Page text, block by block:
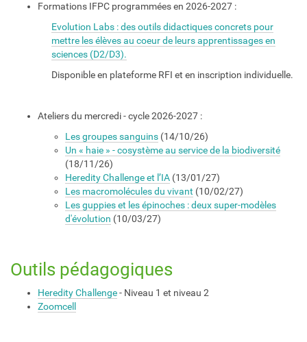
Formations IFPC programmées en 2026-2027 :
Evolution Labs : des outils didactiques concrets pour
mettre les élèves au coeur de leurs apprentissages en
sciences (D2/D3).
Disponible en plateforme RFI et en inscription individuelle.
Ateliers du mercredi - cycle 2026-2027 :
Les groupes sanguins (14/10/26)
Un « haie » - cosystème au service de la biodiversité
(18/11/26)
Heredity Challenge et l’IA (13/01/27)
Les macromolécules du vivant (10/02/27)
Les guppies et les épinoches : deux super-modèles
d'évolution (10/03/27)
Outils pédagogiques
Heredity Challenge- Niveau 1 et niveau 2
Zoomcell